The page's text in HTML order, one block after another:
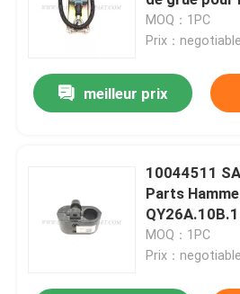
MOQ：1PC
Prix：negotiable
meilleur prix
10044511
Parts
MOQ：1PC
Prix：negotiable